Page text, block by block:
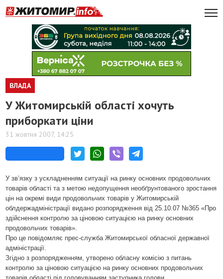
ВЛАДА
У Житомирській області хочуть
приборкати ціни
31 жовтня 2007, 14:25
У зв’язку з ускладненням ситуації на ринку основних продовольчих
товарів області та з метою недопущення необґрунтованого зростання
цін на окремі види продовольчих товарів у Житомирській
облдержадміністрації видано розпорядження від 25.10.07 №365 «Про
здійснення контролю за ціновою ситуацією на ринку основних
продовольчих товарів».
Про це повідомляє прес-служба Житомирської обласної державної
адміністрації.
Згідно з розпорядженням, утворено обласну комісію з питань
контролю за ціновою ситуацією на ринку основних продовольчих